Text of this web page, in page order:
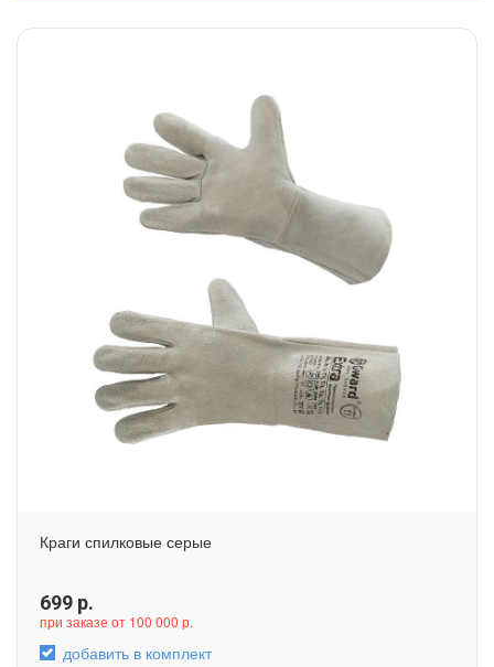
Краги спилковые серые
699 р.
при заказе от 100 000 р.
добавить в комплект